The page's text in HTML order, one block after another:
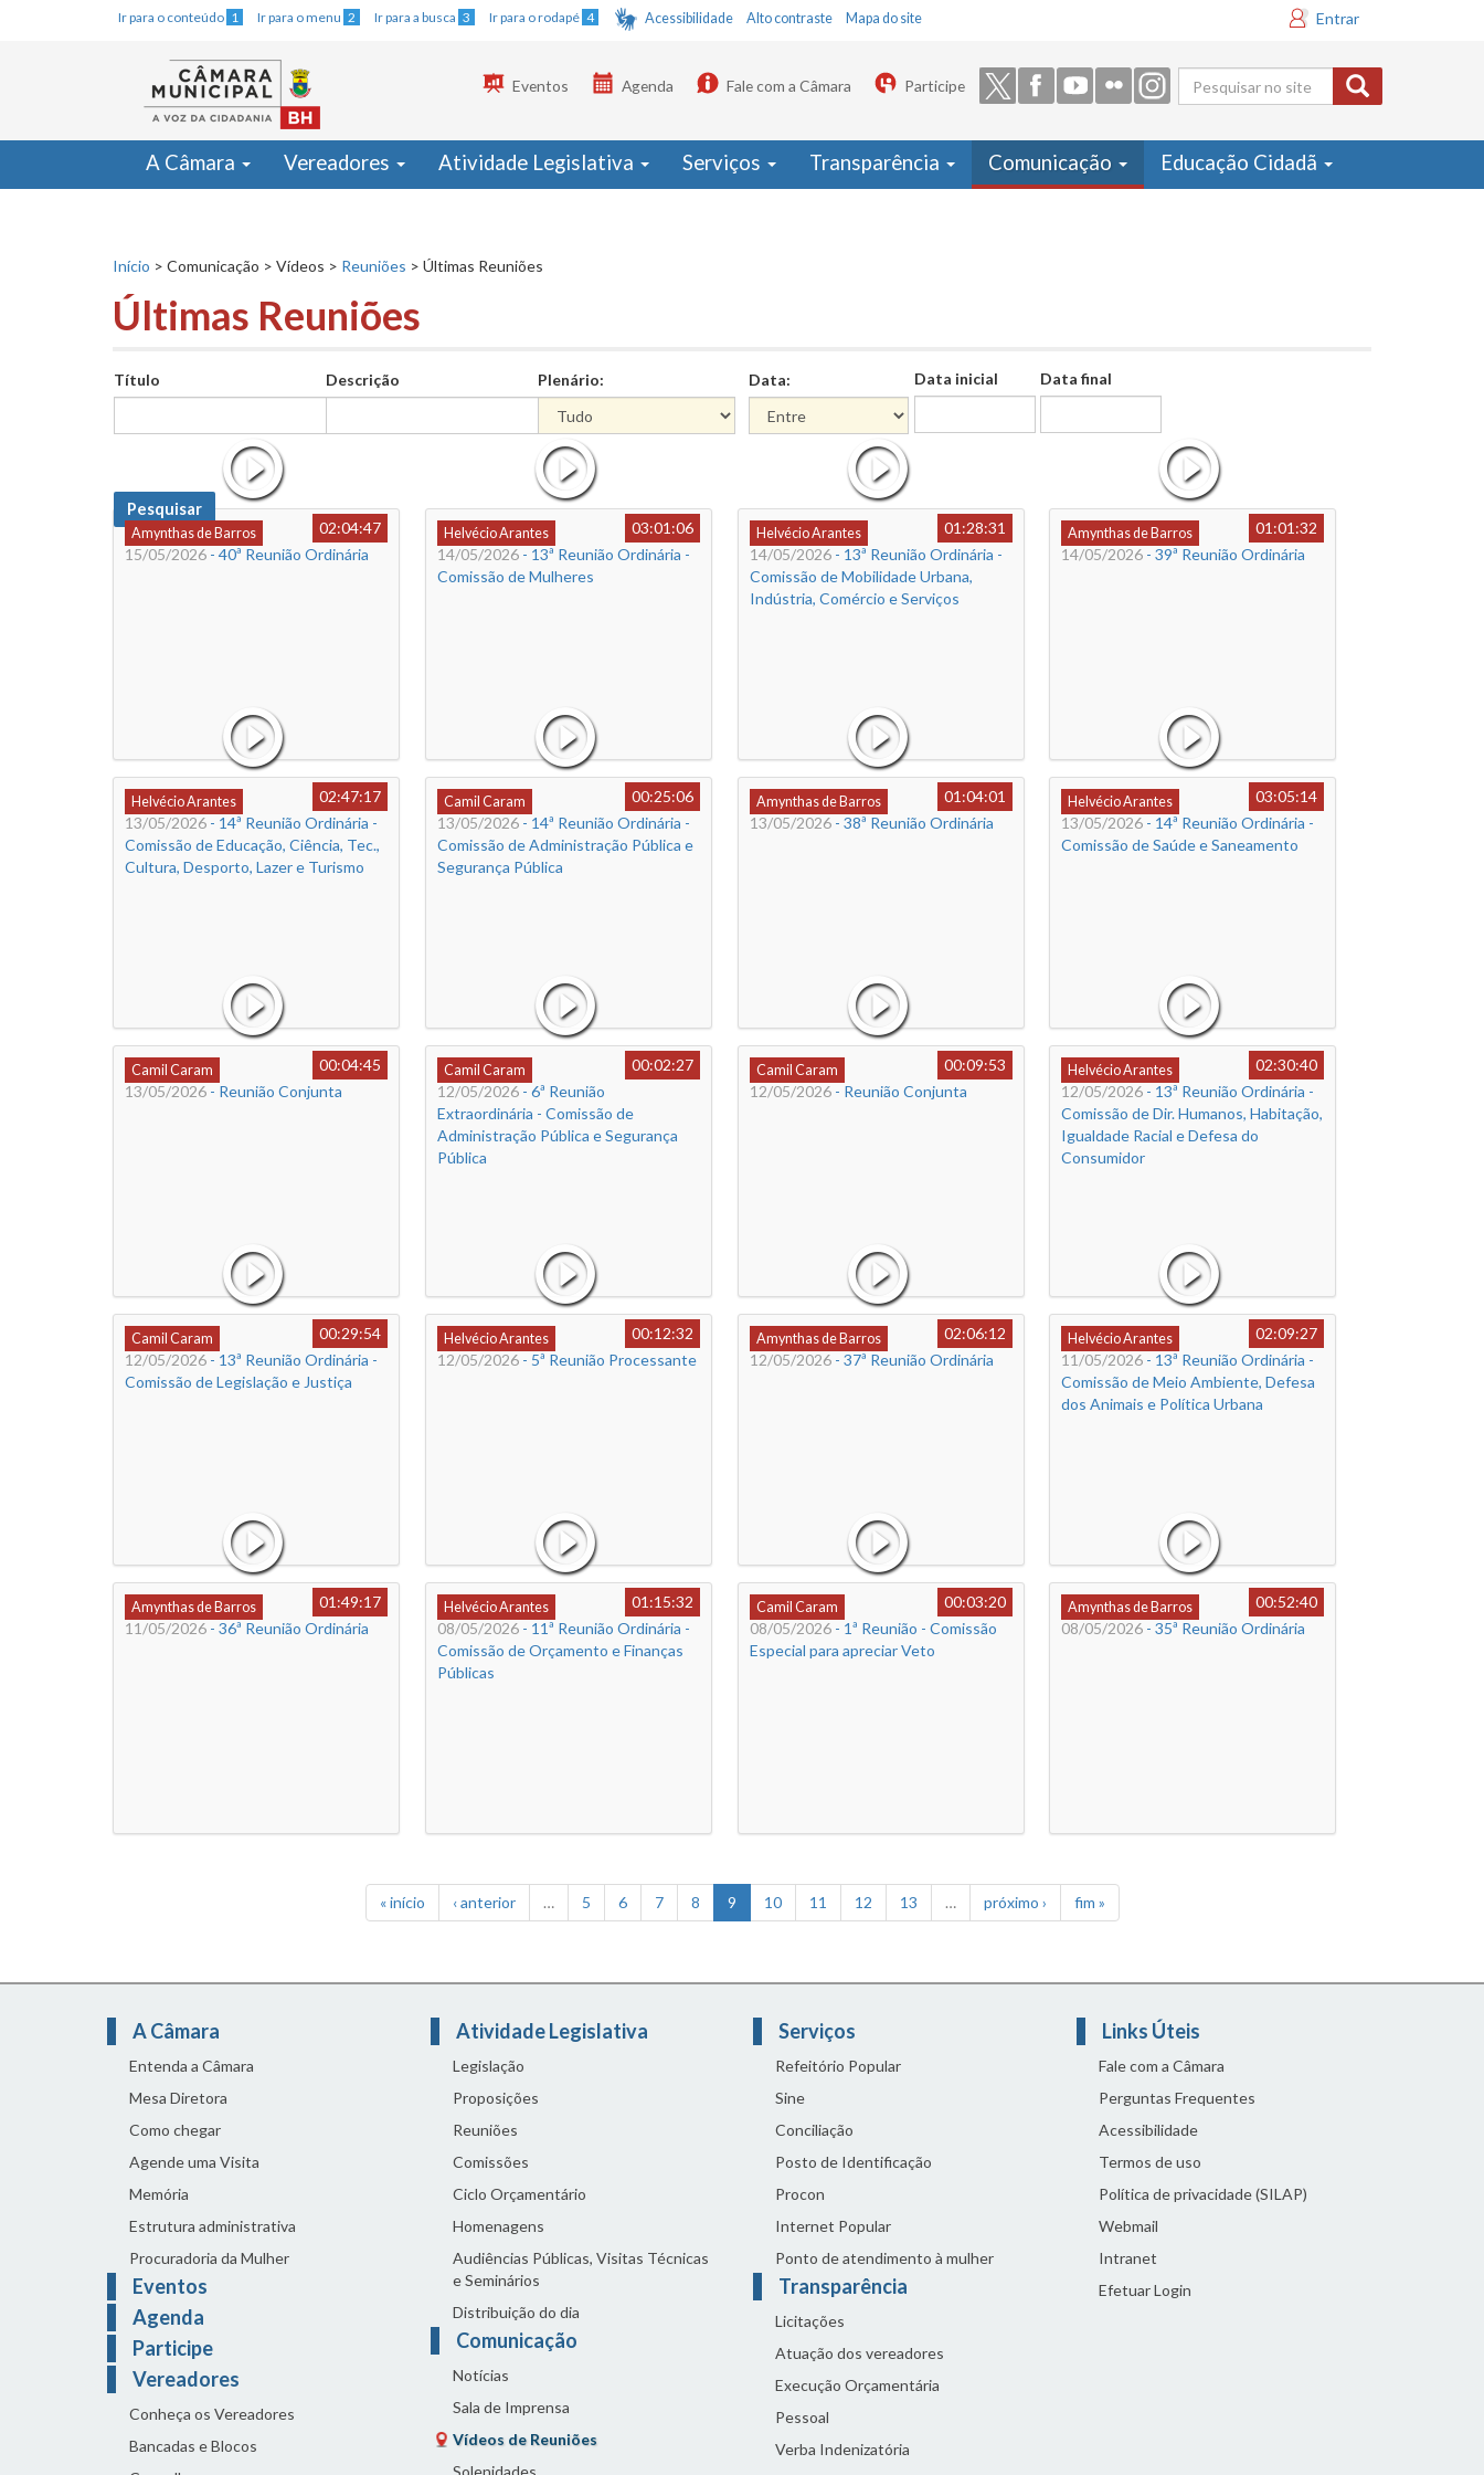
Ir para o conteúdo 1 Ir para o menu 2 Ir para a busca 3 Ir para o rodapé 4 Acessibilidade Alto contraste Mapa do site Entrar
Formulário
de busca
Eventos Agenda Fale com a Câmara Participe
A Câmara Vereadores Atividade Legislativa Serviços Transparência Comunicação Educação Cidadã
Início > Comunicação > Vídeos > Reuniões > Últimas Reuniões
Últimas Reuniões
Título Descrição Plenário: Data: Data inicial Data final
Pesquisar
Amynthas de Barros
02:04:47
15/05/2026 - 40ª Reunião Ordinária
Helvécio Arantes
03:01:06
14/05/2026- 13ª Reunião Ordinária -
Comissão de Mulheres
Helvécio Arantes
01:28:31
14/05/2026- 13ª Reunião Ordinária -
Comissão de Mobilidade Urbana,
Indústria, Comércio e Serviços
Amynthas de Barros
01:01:32
14/05/2026 - 39ª Reunião Ordinária
Helvécio Arantes
02:47:17
13/05/2026 - 14ª Reunião Ordinária -
Comissão de Educação, Ciência, Tec.,
Cultura, Desporto, Lazer e Turismo
Camil Caram
00:25:06
13/05/2026- 14ª Reunião Ordinária -
Comissão de Administração Pública e
Segurança Pública
Amynthas de Barros
01:04:01
13/05/2026- 38ª Reunião Ordinária
Helvécio Arantes
03:05:14
13/05/2026 - 14ª Reunião Ordinária -
Comissão de Saúde e Saneamento
Camil Caram
00:04:45
13/05/2026 - Reunião Conjunta
Camil Caram
00:02:27
12/05/2026- 6ª Reunião
Extraordinária - Comissão de
Administração Pública e Segurança
Pública
Camil Caram
00:09:53
12/05/2026- Reunião Conjunta
Helvécio Arantes
02:30:40
12/05/2026 - 13ª Reunião Ordinária -
Comissão de Dir. Humanos, Habitação,
Igualdade Racial e Defesa do
Consumidor
Camil Caram
00:29:54
12/05/2026 - 13ª Reunião Ordinária -
Comissão de Legislação e Justiça
Helvécio Arantes
00:12:32
12/05/2026- 5ª Reunião Processante
Amynthas de Barros
02:06:12
12/05/2026- 37ª Reunião Ordinária
Helvécio Arantes
02:09:27
11/05/2026 - 13ª Reunião Ordinária -
Comissão de Meio Ambiente, Defesa
dos Animais e Política Urbana
Amynthas de Barros
01:49:17
11/05/2026 - 36ª Reunião Ordinária
Helvécio Arantes
01:15:32
08/05/2026- 11ª Reunião Ordinária -
Comissão de Orçamento e Finanças
Públicas
Camil Caram
00:03:20
08/05/2026- 1ª Reunião - Comissão
Especial para apreciar Veto
Amynthas de Barros
00:52:40
08/05/2026 - 35ª Reunião Ordinária
« início ‹ anterior … 5 6 7 8 9 10 11 12 13 … próximo › fim »
A Câmara
Entenda a Câmara
Mesa Diretora
Como chegar
Agende uma Visita
Memória
Estrutura administrativa
Procuradoria da Mulher
Eventos
Agenda
Participe
Vereadores
Conheça os Vereadores
Bancadas e Blocos
Atividade Legislativa
Legislação
Proposições
Reuniões
Comissões
Ciclo Orçamentário
Homenagens
Audiências Públicas, Visitas Técnicas
e Seminários
Distribuição do dia
Comunicação
Notícias
Sala de Imprensa
Vídeos de Reuniões
Solenidades
Serviços
Refeitório Popular
Sine
Conciliação
Posto de Identificação
Procon
Internet Popular
Ponto de atendimento à mulher
Transparência
Licitações
Atuação dos vereadores
Execução Orçamentária
Pessoal
Verba Indenizatória
Links Úteis
Fale com a Câmara
Perguntas Frequentes
Acessibilidade
Termos de uso
Política de privacidade (SILAP)
Webmail
Intranet
Efetuar Login